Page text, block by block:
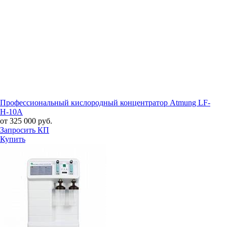
Профессиональный кислородный концентратор Atmung LF-
H-10A
от 325 000 руб.
Запросить КП
Купить